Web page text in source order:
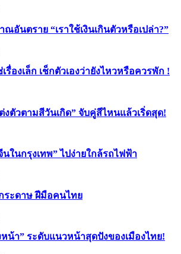
อันตราย “เราใช้เงินเกินตัวหรือเปล่า?”
รื่องเล็ก เช็กตัวเองว่ายังไหวหรือควรพัก !
งตัวตามสีวันเกิด” จับคู่สีไหนแล้วเริ่ดสุด!
ในกรุงเทพ” ไปง่ายใกล้รถไฟฟ้า
ระดาษ ฝีมือคนไทย
น้า” ระดับแนวหน้าสุดปังของเมืองไทย!